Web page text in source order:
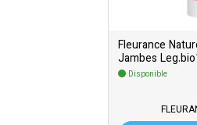
Fleurance
Jambes
Disponible